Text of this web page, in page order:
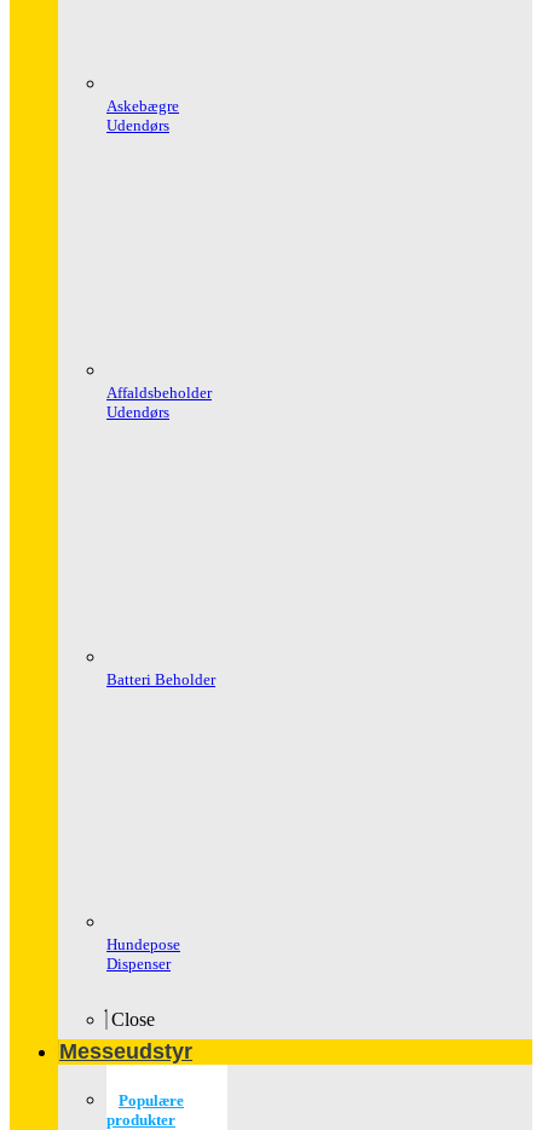
Askebægre
Udendørs
Affaldsbeholder
Udendørs
Batteri Beholder
Hundepose
Dispenser
Close
Messeudstyr
Populære
produkter